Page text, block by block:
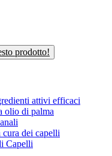
prodotto!
attivi efficaci
olio di palma
dei capelli
Capelli